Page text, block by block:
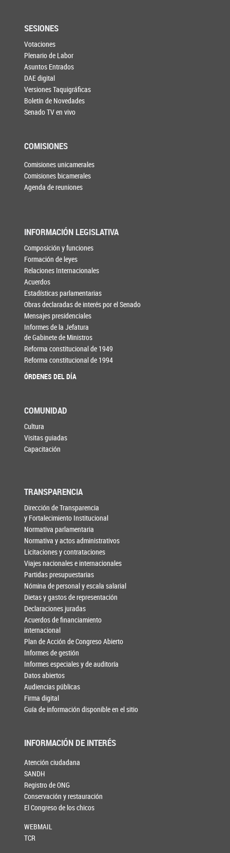
SESIONES
Votaciones
Plenario de Labor
Asuntos Entrados
DAE digital
Versiones Taquigráficas
Boletín de Novedades
Senado TV en vivo
COMISIONES
Comisiones unicamerales
Comisiones bicamerales
Agenda de reuniones
INFORMACIÓN LEGISLATIVA
Composición y funciones
Formación de leyes
Relaciones Internacionales
Acuerdos
Estadísticas parlamentarias
Obras declaradas de interés por el Senado
Mensajes presidenciales
Informes de la Jefatura
de Gabinete de Ministros
Reforma constitucional de 1949
Reforma constitucional de 1994
ÓRDENES DEL DÍA
COMUNIDAD
Cultura
Visitas guiadas
Capacitación
TRANSPARENCIA
Dirección de Transparencia
y Fortalecimiento Institucional
Normativa parlamentaria
Normativa y actos administrativos
Licitaciones y contrataciones
Viajes nacionales e internacionales
Partidas presupuestarias
Nómina de personal y escala salarial
Dietas y gastos de representación
Declaraciones juradas
Acuerdos de financiamiento
internacional
Plan de Acción de Congreso Abierto
Informes de gestión
Informes especiales y de auditoría
Datos abiertos
Audiencias públicas
Firma digital
Guía de información disponible en el sitio
INFORMACIÓN DE INTERÉS
Atención ciudadana
SANDH
Registro de ONG
Conservación y restauración
El Congreso de los chicos
WEBMAIL
TCR